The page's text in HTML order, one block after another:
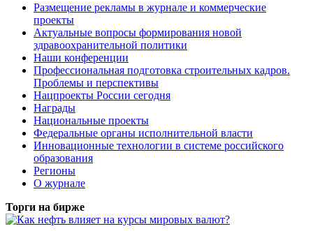
Размещение рекламы в журнале и коммерческие
проекты
Актуальные вопросы формирования новой
здравоохранительной политики
Наши конференции
Профессиональная подготовка строительных кадров.
Проблемы и перспективы
Нацпроекты России сегодня
Награды
Национальные проекты
Федеральные органы исполнительной власти
Инновационные технологии в системе российского
образования
Регионы
О журнале
Торги на бирже